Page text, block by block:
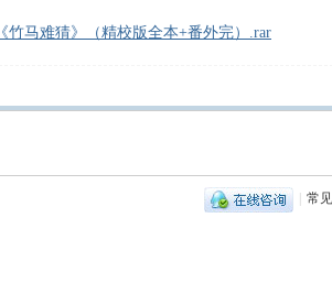
《竹马难猜》（精校版全本+番外完）.rar
常